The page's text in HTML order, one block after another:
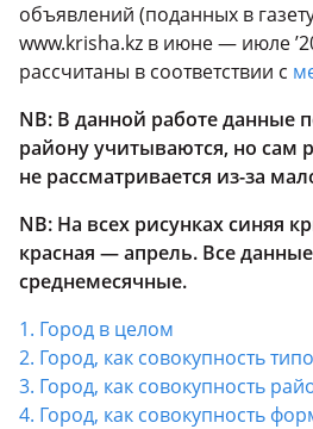
объявлений (поданных в
www.krisha.kz в июне — июле
рассчитаны в соответствии с
NB: В данной работе данные
району учитываются, но сам
не рассматривается из-за
NB: На всех рисунках синяя
красная — апрель. Все
среднемесячные.
1. Город в целом
2. Город, как совокупность
3. Город, как совокупность
4. Город, как совокупность